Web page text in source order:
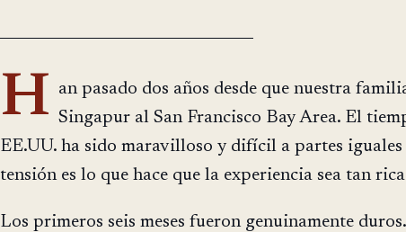
H an pasado dos años desde que nuestra
Singapur al San Francisco Bay Area. El
EE.UU. ha sido maravilloso y difícil a partes iguales
tensión es lo que hace que la experiencia sea tan
Los primeros seis meses fueron genuinamente